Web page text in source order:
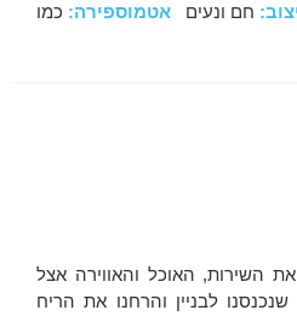
חם ונעים אטמוספירה: כמו
השירות, האוכל והאווירה אצל
לבניין והרחנו את הריח